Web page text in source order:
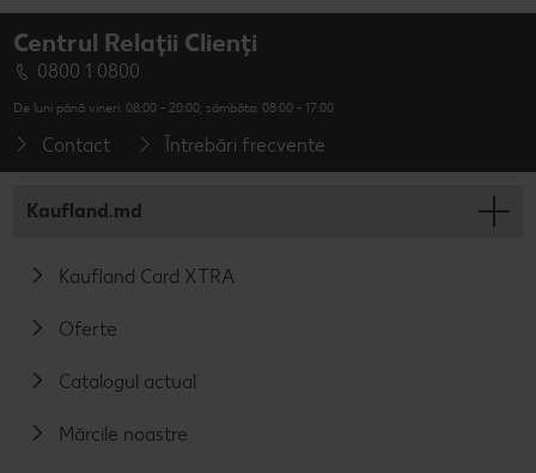
Centrul Relații Clienți
0800 1 0800
De luni până vineri: 08:00 - 20:00; sâmbăta: 08:00 - 17:00
Contact Întrebări frecvente
Kaufland.md
Kaufland Card XTRA
Oferte
Catalogul actual
Mărcile noastre